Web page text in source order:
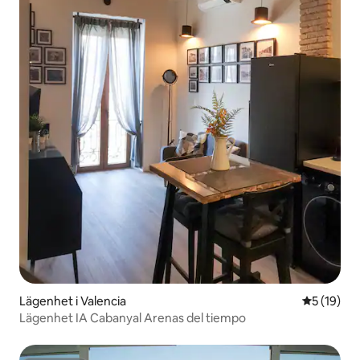
Lägenhet i Valencia 5 av 5 i
5 (19)
Lägenhet IA Cabanyal Arenas del tiempo